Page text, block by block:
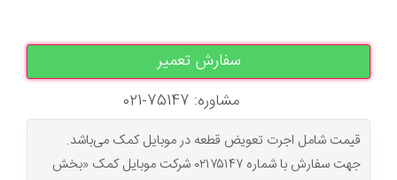
سفارش تعمیر
مشاوره: 75147-021
قیمت شامل اجرت تعویض قطعه در موبایل کمک می‌باشد.
جهت سفارش با شماره ۰۲۱۷۵۱۴۷ شرکت موبایل کمک «بخش